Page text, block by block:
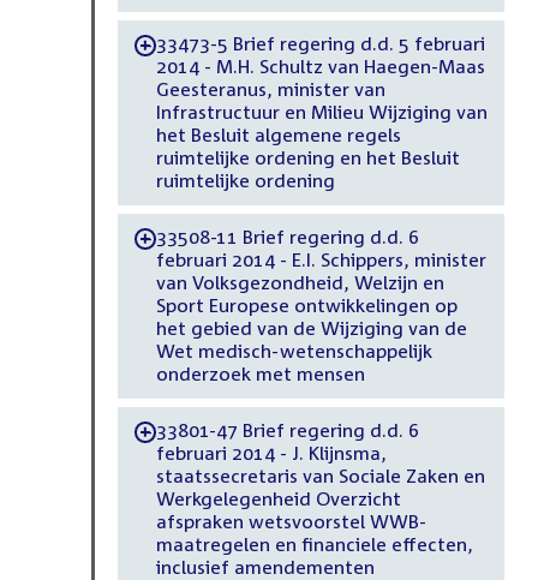
-33473-5 Brief regering d.d. 5 februari
2014 - M.H. Schultz van Haegen-Maas
Geesteranus, minister van
Infrastructuur en Milieu Wijziging van
het Besluit algemene regels
ruimtelijke ordening en het Besluit
ruimtelijke ordening
-33508-11 Brief regering d.d. 6
februari 2014 - E.I. Schippers, minister
van Volksgezondheid, Welzijn en
Sport Europese ontwikkelingen op
het gebied van de Wijziging van de
Wet medisch-wetenschappelijk
onderzoek met mensen
-33801-47 Brief regering d.d. 6
februari 2014 - J. Klijnsma,
staatssecretaris van Sociale Zaken en
Werkgelegenheid Overzicht
afspraken wetsvoorstel WWB-
maatregelen en financiele effecten,
inclusief amendementen